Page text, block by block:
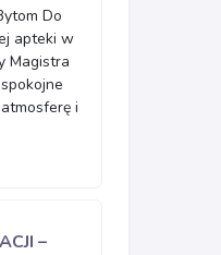
Do
apteki w
Magistra
i
–